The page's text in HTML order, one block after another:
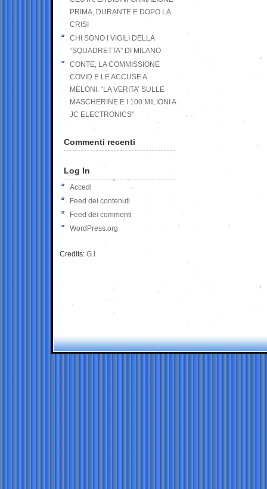
PRIMA, DURANTE E DOPO LA
CRISI
CHI SONO I VIGILI DELLA
“SQUADRETTA” DI MILANO
CONTE, LA COMMISSIONE
COVID E LE ACCUSE A
MELONI: “LA VERITA’ SULLE
MASCHERINE E I 100 MILIONI A
JC ELECTRONICS”
Commenti recenti
Log In
Accedi
Feed dei contenuti
Feed dei commenti
WordPress.org
Credits: G.I